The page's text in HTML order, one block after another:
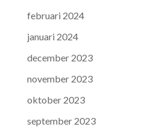
februari 2024
januari 2024
december 2023
november 2023
oktober 2023
september 2023